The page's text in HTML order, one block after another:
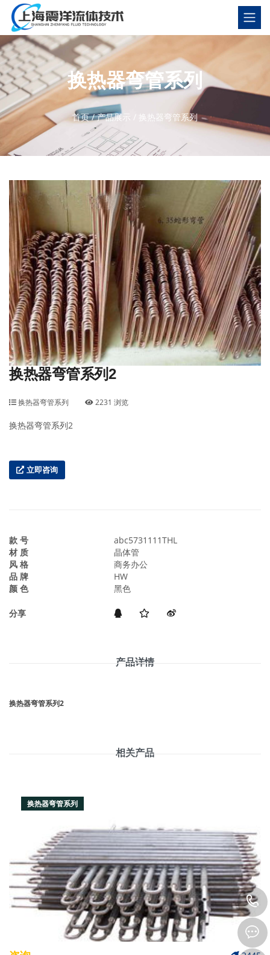
换热器弯管系列
首页/产品展示 / 换热器弯管系列
换热器弯管系列2
换热器弯管系列 2231 浏览
换热器弯管系列2
立即咨询
款 号
abc5731111THL
材 质
晶体管
风 格
商务办公
品 牌
HW
颜 色
黑色
分享
产品详情
换热器弯管系列2
相关产品
换热器弯管系列